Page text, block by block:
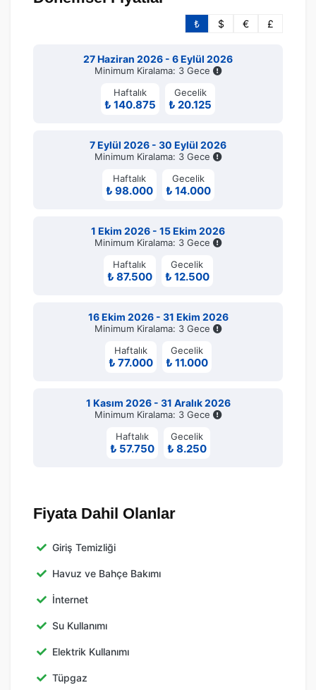
₺ $ € £
27 Haziran 2026 - 6 Eylül 2026
Minimum Kiralama: 3 Gece
Haftalık
₺ 140.875
Gecelik
₺ 20.125
7 Eylül 2026 - 30 Eylül 2026
Minimum Kiralama: 3 Gece
Haftalık
₺ 98.000
Gecelik
₺ 14.000
1 Ekim 2026 - 15 Ekim 2026
Minimum Kiralama: 3 Gece
Haftalık
₺ 87.500
Gecelik
₺ 12.500
16 Ekim 2026 - 31 Ekim 2026
Minimum Kiralama: 3 Gece
Haftalık
₺ 77.000
Gecelik
₺ 11.000
1 Kasım 2026 - 31 Aralık 2026
Minimum Kiralama: 3 Gece
Haftalık
₺ 57.750
Gecelik
₺ 8.250
Fiyata Dahil Olanlar
Giriş Temizliği
Havuz ve Bahçe Bakımı
İnternet
Su Kullanımı
Elektrik Kullanımı
Tüpgaz